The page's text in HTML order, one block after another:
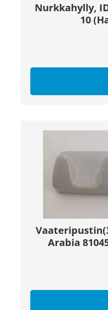
Nurkkahylly,
10
Arabia